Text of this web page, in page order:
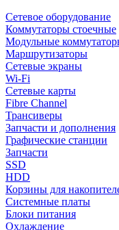
Сетевое оборудование
Коммутаторы стоечные
Модульные
Маршрутизаторы
Сетевые экраны
Wi-Fi
Сетевые карты
Fibre Channel
Трансиверы
Запчасти и дополнения
Графические станции
Запчасти
SSD
HDD
Корзины для
Системные платы
Блоки питания
Охлаждение